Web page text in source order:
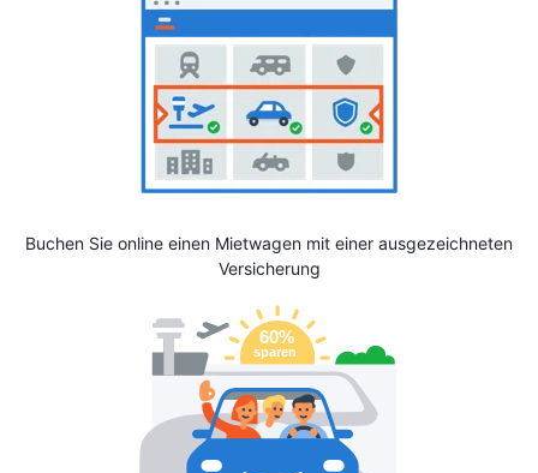
Buchen Sie online einen Mietwagen mit einer ausgezeichneten
Versicherung